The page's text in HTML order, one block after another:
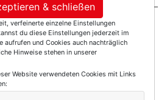
Wirklich nicht. Wozu sollte
aus roten Horn-
außer vielleicht zu diesem
& schließen
verfeinerte einzelne Einstellungen
du diese Einstellungen jederzeit im
aufrufen und Cookies auch nachträglich
Hinweise stehen in unserer
Website verwendeten Cookies mit Links